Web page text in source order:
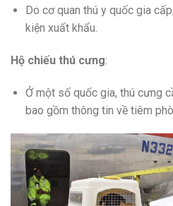
Do cơ quan thú y quốc gia
kiện xuất khẩu.
Hộ chiếu thú cưng:
Ở một số quốc gia, thú cưng
bao gồm thông tin về tiêm